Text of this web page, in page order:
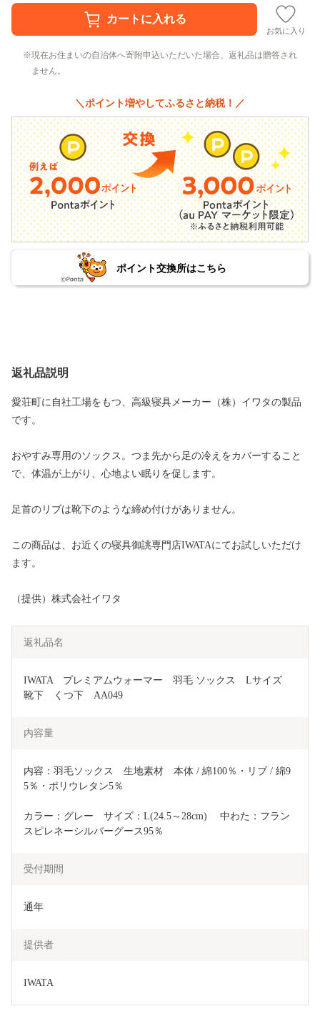
お気に入り
現在お住まいの自治体へ寄附申込いただいた場合、返礼品は贈答され
ません。
＼ポイント増やしてふるさと納税！／
ポイント交換所はこちら
返礼品説明
愛荘町に自社工場をもつ、高級寝具メーカー（株）イワタの製品
です。
おやすみ専用のソックス。つま先から足の冷えをカバーすること
で、体温が上がり、心地よい眠りを促します。
足首のリブは靴下のような締め付けがありません。
この商品は、お近くの寝具御誂専門店IWATAにてお試しいただけ
ます。
（提供）株式会社イワタ
返礼品名
IWATA　プレミアムウォーマー　羽毛 ソックス　Lサイズ
靴下　くつ下　AA049
内容量
内容：羽毛ソックス　生地素材　本体 / 綿100％・リブ / 綿9
5％・ポリウレタン5％
カラー：グレー　サイズ：L(24.5～28cm)　 中わた：フラン
スピレネーシルバーグース95％
受付期間
通年
提供者
IWATA